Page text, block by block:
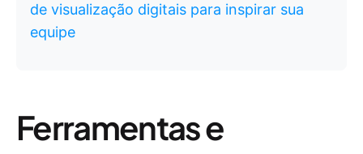
de visualização digitais para inspirar sua
equipe
Ferramentas e